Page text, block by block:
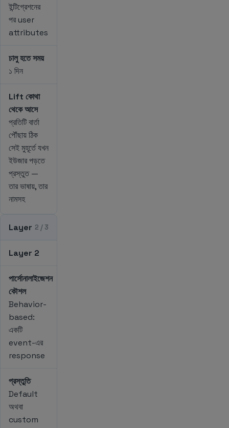
ইন্টিগ্রেশনের
পর user
attributes
চালু হতে সময়
১ দিন
Lift কোথা
থেকে আসে
প্রতিটি বার্তা
পৌঁছায় ঠিক
সেই মুহূর্তে যখন
ইউজার পড়তে
প্রস্তুত —
তার ভাষায়, তার
নামসহ
Layer 2 / 3
Layer 2
পার্সোনালাইজেশন
কৌশল
Behavior-
based:
একটি
event-এর
response
প্রস্তুতি
Default
অথবা
custom